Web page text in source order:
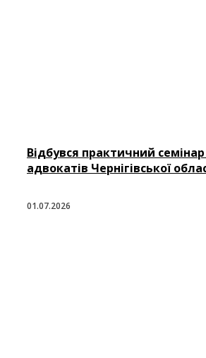
Відбувся практичний
адвокатів Чернігівської
01.07.2026